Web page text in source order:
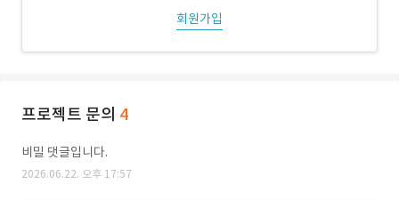
회원가입
프로젝트 문의 4
비밀 댓글입니다.
2026.06.22. 오후 17:57